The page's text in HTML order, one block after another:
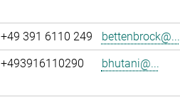
+49 391 6110 249 bettenbrock@...
+493916110290 bhutani@...